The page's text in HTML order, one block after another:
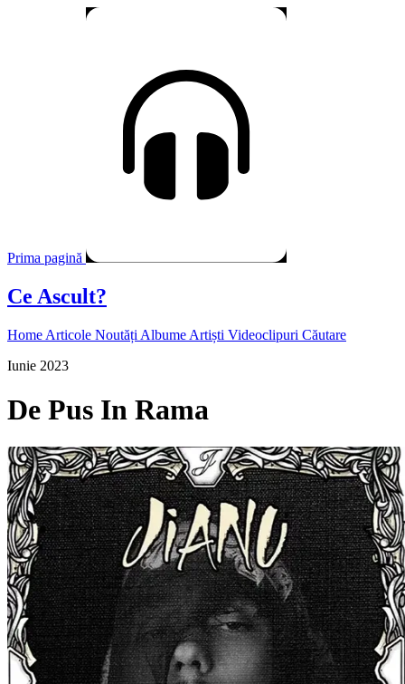
Prima pagină
Ce Ascult?
Home Articole Noutăți Albume Artiști Videoclipuri Căutare
Iunie 2023
De Pus In Rama
Pagina externă
Pagina externă
Pagina externă
Pagina externă
Pagina externă
JJianu
Videoclipuri